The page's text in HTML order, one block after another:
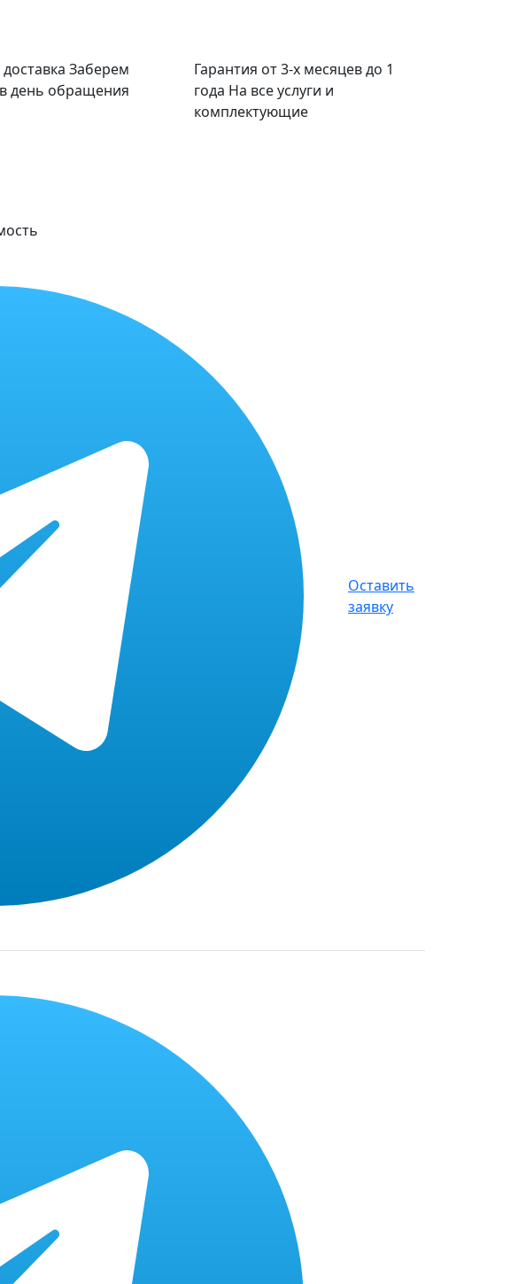
Заберем
день обращения
Гарантия от 3-х месяцев до 1
года На все услуги и
комплектующие
Оставить
заявку